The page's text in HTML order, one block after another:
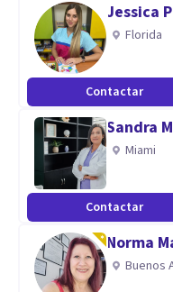
Jessica
Florida
Contactar
Sandra
Miami
Contactar
Norma
Buenos